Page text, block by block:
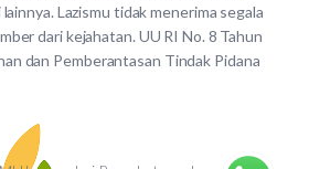
Lazismu tidak menerima segala
dari kejahatan. UU RI No. 8 Tahun
dan Pemberantasan Tindak Pidana